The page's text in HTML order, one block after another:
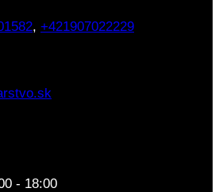
, +421907022229
- 18:00